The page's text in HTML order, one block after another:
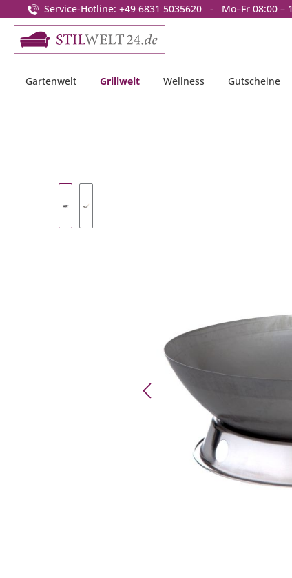
Zur Hauptnavigation springen
Service-Hotline: +49 6831 5035620 - Mo–Fr 08:00 –
Gartenwelt Grillwelt Wellness Gutscheine